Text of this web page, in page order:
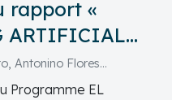
rapport «
ARTIFICIAL
HOW AI
OF
Rodríguez, Cristos Velasco, Miguel Bueno Benedí
Programme EL